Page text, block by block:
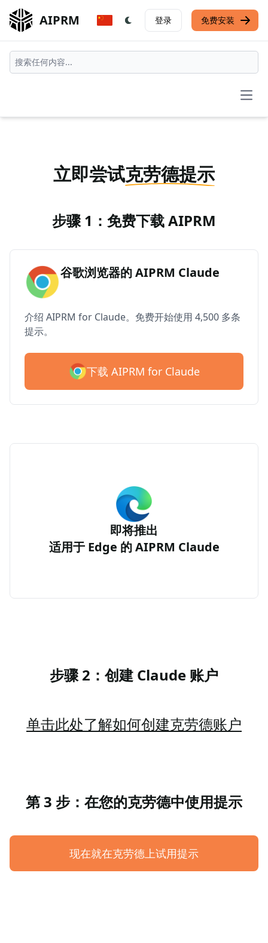
AIPRM 登录 免费安装
立即尝试克劳德提示
步骤 1：免费下载 AIPRM
谷歌浏览器的 AIPRM Claude
介绍 AIPRM for Claude。免费开始使用 4,500 多条
提示。
下载 AIPRM for Claude
即将推出
适用于 Edge 的 AIPRM Claude
步骤 2：创建 Claude 账户
单击此处了解如何创建克劳德账户
第 3 步：在您的克劳德中使用提示
现在就在克劳德上试用提示